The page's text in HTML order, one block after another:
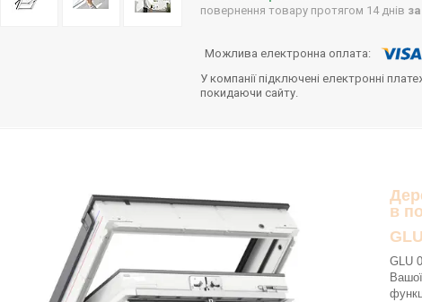
повернення товару протягом 14 днів
У компанії підключені електронні
покидаючи сайту.
в
GLU